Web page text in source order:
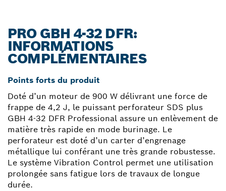
PRO GBH 4-32 DFR:
INFORMATIONS
COMPLÉMENTAIRES
Points forts du produit
Doté d’un moteur de 900 W délivrant une force de
frappe de 4,2 J, le puissant perforateur SDS plus
GBH 4-32 DFR Professional assure un enlèvement de
matière très rapide en mode burinage. Le
perforateur est doté d’un carter d’engrenage
métallique lui conférant une très grande robustesse.
Le système Vibration Control permet une utilisation
prolongée sans fatigue lors de travaux de longue
durée.